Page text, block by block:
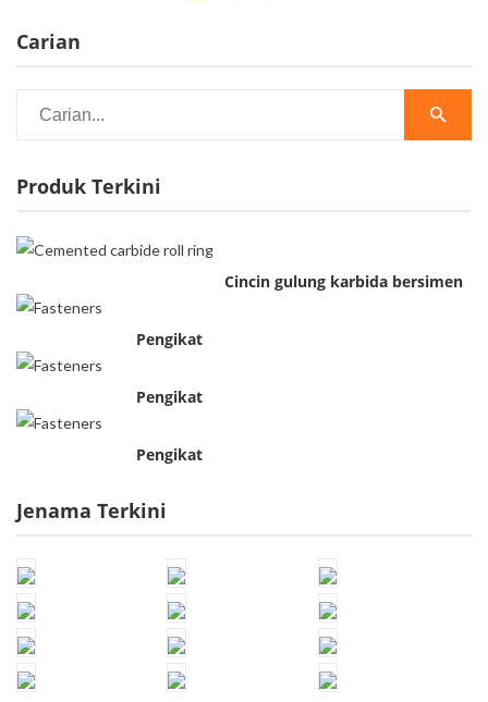
Carian
Produk Terkini
Cincin gulung karbida bersimen
Pengikat
Pengikat
Pengikat
Jenama Terkini